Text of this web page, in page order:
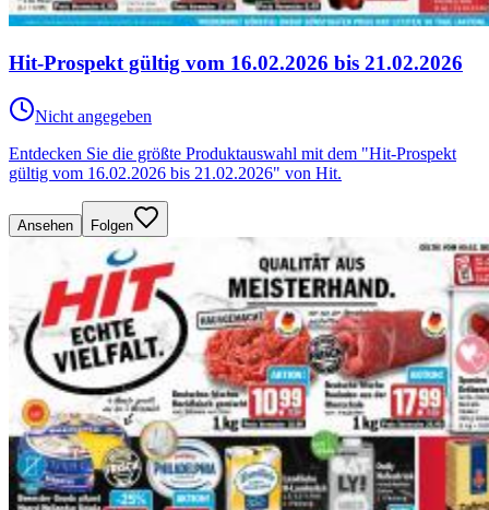
Hit-Prospekt gültig vom 16.02.2026 bis 21.02.2026
Nicht angegeben
Entdecken Sie die größte Produktauswahl mit dem "Hit-Prospekt
gültig vom 16.02.2026 bis 21.02.2026" von Hit.
Ansehen Folgen